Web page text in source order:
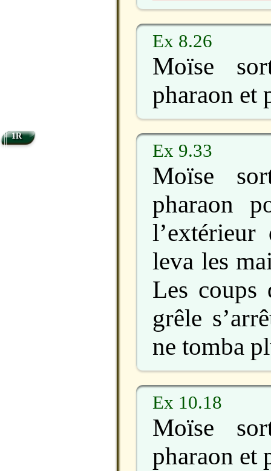
Ex 8.26
Moïse
pharaon et
Ex 9.33
Moïse
pharaon
leva les
Les coups
grêle
ne tomba
Ex 10.18
Moïse
pharaon et
1R